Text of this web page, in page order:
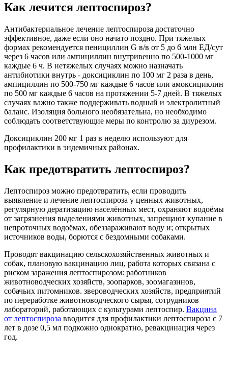
Как лечится лептоспироз?
Антибактериальное лечение лептоспироза достаточно
эффективное, даже если оно начато поздно. При тяжелых
формах рекомендуется пенициллин G в/в от 5 до 6 млн ЕД/сут
через 6 часов или ампициллин внутривенно по 500-1000 мг
каждые 6 ч. В нетяжелых случаях можно назначать
антибиотики внутрь - доксициклин по 100 мг 2 раза в день,
ампициллин по 500-750 мг каждые 6 часов или амоксициклин
по 500 мг каждые 6 часов на протяжении 5-7 дней. В тяжелых
случаях важно также поддерживать водный и электролитный
баланс. Изоляция больного необязательна, но необходимо
соблюдать соответствующие меры по контролю за диурезом.
Доксициклин 200 мг 1 раз в неделю используют для
профилактики в эндемичных районах.
Как предотвратить лептоспироз?
Лептоспироз можно предотвратить, если проводить
выявление и лечение лептоспироза у ценных животных,
регулярную дератизацию населённых мест, охраняют водоёмы
от загрязнения выделениями животных, запрещают купание в
непроточных водоёмах, обеззараживают воду и; открытых
источников воды, борются с бездомными собаками.
Проводят вакцинацию сельскохозяйственных животных и
собак, плановую вакцинацию лиц, работа которых связана с
риском заражения лептоспирозом: работников
животноводческих хозяйств, зоопарков, зоомагазинов,
собачьих питомников. звероводческих хозяйств, предприятий
по переработке животноводческого сырья, сотрудников
лабораторий, работающих с культурами лептоспир. Вакцина
от лептоспироза вводится для профилактики лептоспироза с 7
лет в дозе 0,5 мл подкожно однократно, ревакцинация через
год.